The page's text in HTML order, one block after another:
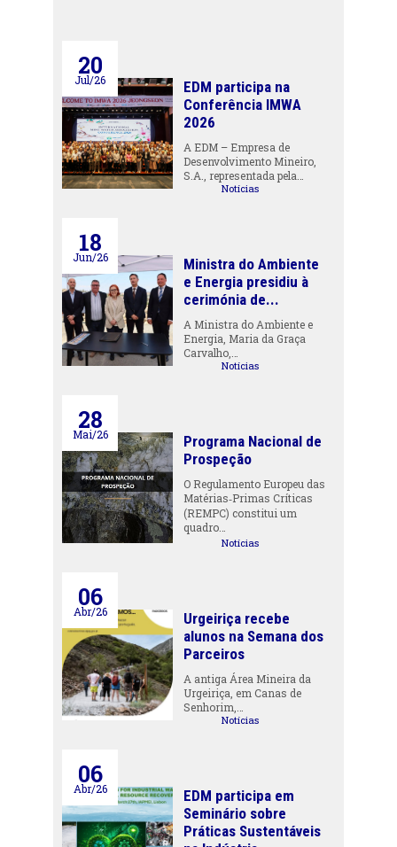
20
Jul/26
EDM participa na
Conferência IMWA
2026
A EDM – Empresa de
Desenvolvimento Mineiro,
S.A., representada pela…
Notícias
18
Jun/26
Ministra do Ambiente
e Energia presidiu à
cerimónia de...
A Ministra do Ambiente e
Energia, Maria da Graça
Carvalho,…
Notícias
28
Mai/26
Programa Nacional de
Prospeção
O Regulamento Europeu das
Matérias‑Primas Críticas
(REMPC) constitui um
quadro…
Notícias
06
Abr/26
Urgeiriça recebe
alunos na Semana dos
Parceiros
A antiga Área Mineira da
Urgeiriça, em Canas de
Senhorim,…
Notícias
06
Abr/26
EDM participa em
Seminário sobre
Práticas Sustentáveis